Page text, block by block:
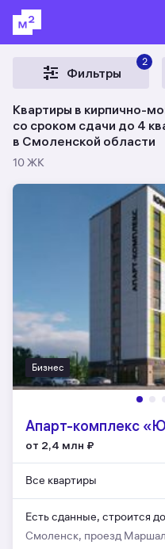
Фильтры
2
Квартиры в кирпично-
со сроком сдачи до 4
в Смоленской области
10 ЖК
Бизнес
Апарт-комплекс
от 2,4 млн ₽
Все квартиры
Есть сданные, строится
Смоленск, проезд